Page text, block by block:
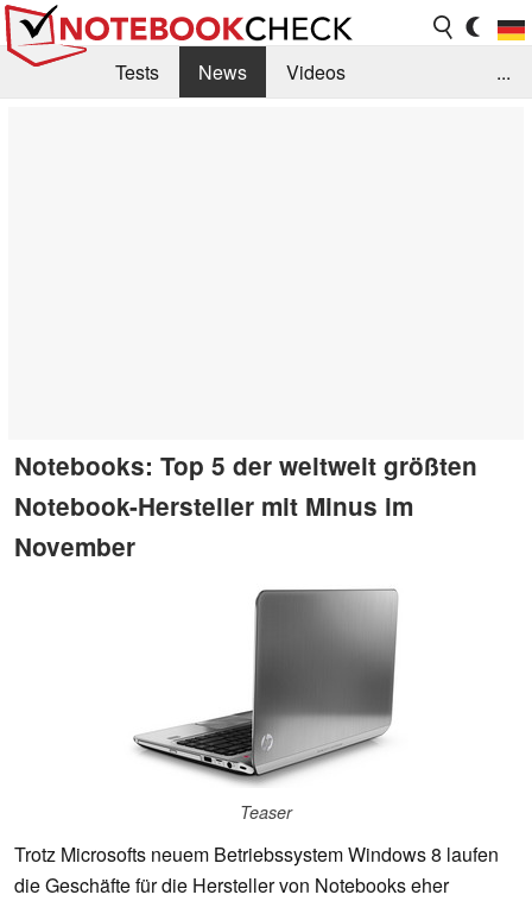
Tests News
Videos
...
Notebooks: Top 5 der weltweit größten
Notebook-Hersteller mit Minus im
November
Teaser
Trotz Microsofts neuem Betriebssystem Windows 8 laufen
die Geschäfte für die Hersteller von Notebooks eher